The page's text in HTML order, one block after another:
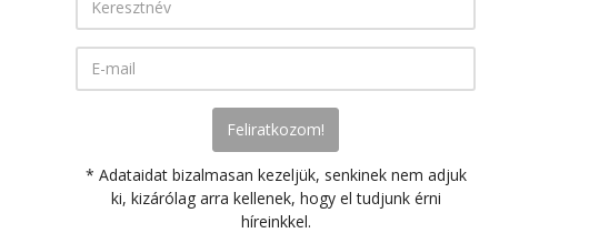
* Adataidat bizalmasan kezeljük, senkinek nem adjuk
ki, kizárólag arra kellenek, hogy el tudjunk érni
híreinkkel.